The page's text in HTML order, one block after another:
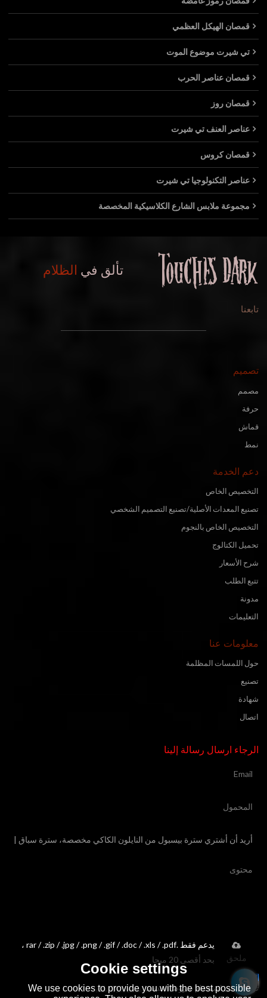
قمصان الهيكل العظمي
تي شيرت موضوع الموت
قمصان عناصر الحرب
قمصان روز
عناصر العنف تي شيرت
قمصان كروس
عناصر التكنولوجيا تي شيرت
مجموعة ملابس الشارع الكلاسيكية المخصصة
تألق في الظلام
تابعنا
تصميم
مصمم
حرفة
قماش
نمط
دعم الخدمة
التخصيص الخاص
تصنيع المعدات الأصلية/تصنيع التصميم الشخصي
التخصيص الخاص بالنجوم
تحميل الكتالوج
شرح الأسعار
تتبع الطلب
مدونة
التعليمات
معلومات عنا
حول اللمسات المظلمة
تصنيع
شهادة
اتصال
الرجاء ارسال رسالة إلينا
يدعم فقط .rar / .zip / .jpg / .png / .gif / .doc / .xls / .pdf ،
بحد أقصى 20 ميجا
ملحق
توافق على استخدام شروط الخدمة,الشروط والاحكام
Cookie settings
We use cookies to provide you with the best possible